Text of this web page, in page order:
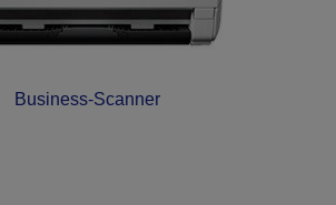
Business-Scanner